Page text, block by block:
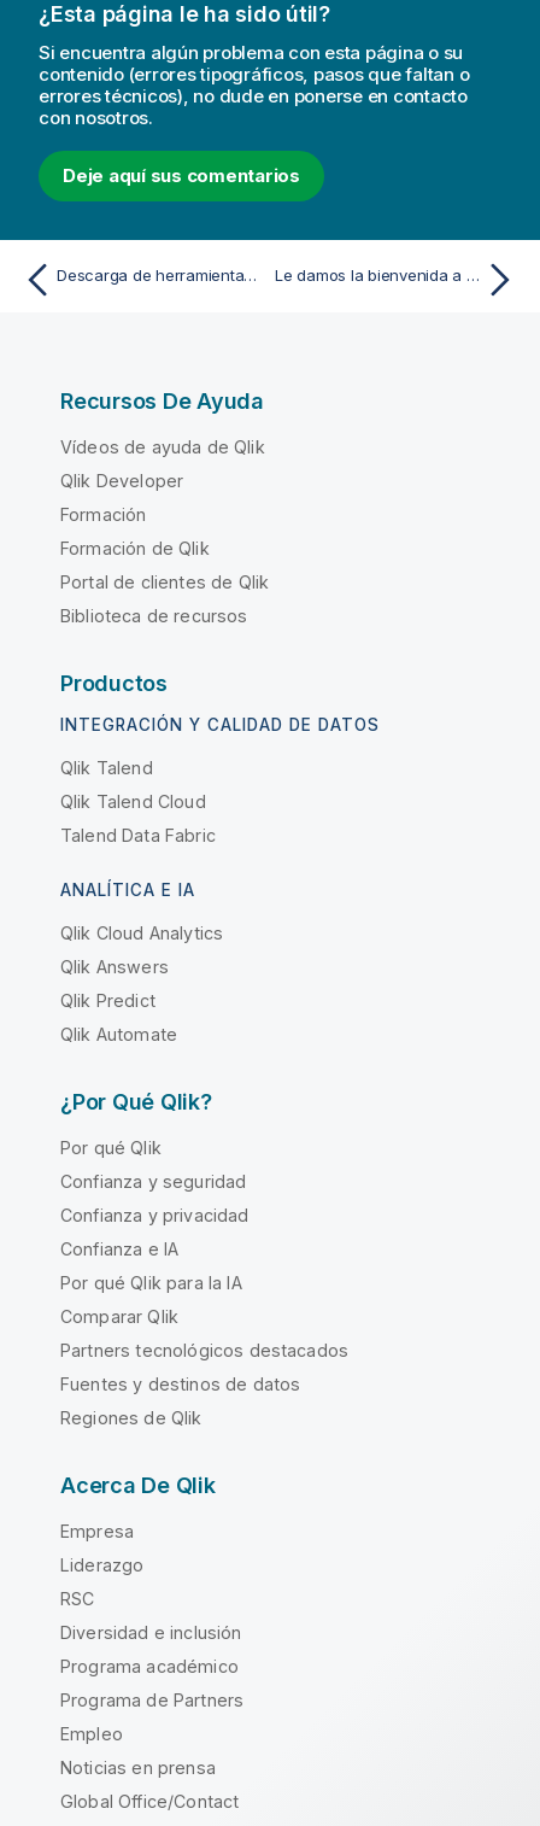
¿Esta página le ha sido útil?
Si encuentra algún problema con esta página o su
contenido (errores tipográficos, pasos que faltan o
errores técnicos), no dude en ponerse en contacto
con nosotros.
Deje aquí sus comentarios
Descarga de herramientas y archivos de instalación Le damos la bienvenida a Qlik Cloud
Recursos De Ayuda
Vídeos de ayuda de Qlik
Qlik Developer
Formación
Formación de Qlik
Portal de clientes de Qlik
Biblioteca de recursos
Productos
INTEGRACIÓN Y CALIDAD DE DATOS
Qlik Talend
Qlik Talend Cloud
Talend Data Fabric
ANALÍTICA E IA
Qlik Cloud Analytics
Qlik Answers
Qlik Predict
Qlik Automate
¿Por Qué Qlik?
Por qué Qlik
Confianza y seguridad
Confianza y privacidad
Confianza e IA
Por qué Qlik para la IA
Comparar Qlik
Partners tecnológicos destacados
Fuentes y destinos de datos
Regiones de Qlik
Acerca De Qlik
Empresa
Liderazgo
RSC
Diversidad e inclusión
Programa académico
Programa de Partners
Empleo
Noticias en prensa
Global Office/Contact